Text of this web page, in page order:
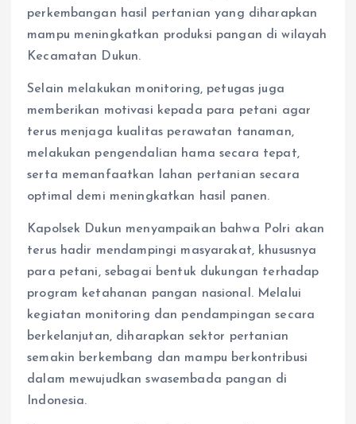
perkembangan hasil pertanian yang diharapkan
mampu meningkatkan produksi pangan di wilayah
Kecamatan Dukun.
Selain melakukan monitoring, petugas juga
memberikan motivasi kepada para petani agar
terus menjaga kualitas perawatan tanaman,
melakukan pengendalian hama secara tepat,
serta memanfaatkan lahan pertanian secara
optimal demi meningkatkan hasil panen.
Kapolsek Dukun menyampaikan bahwa Polri akan
terus hadir mendampingi masyarakat, khususnya
para petani, sebagai bentuk dukungan terhadap
program ketahanan pangan nasional. Melalui
kegiatan monitoring dan pendampingan secara
berkelanjutan, diharapkan sektor pertanian
semakin berkembang dan mampu berkontribusi
dalam mewujudkan swasembada pangan di
Indonesia.